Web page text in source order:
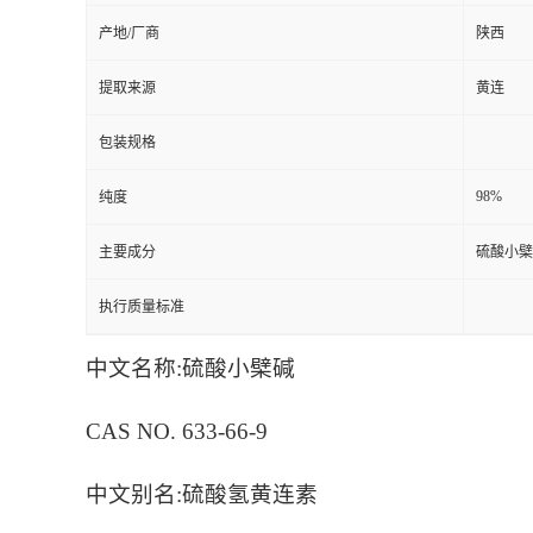
产地/厂商 陕西
提取来源 黄连
包装规格
纯度 98%
主要成分 硫酸小
执行质量标准
中文名称:硫酸小檗碱
CAS NO. 633-66-9
中文别名:硫酸氢黄连素